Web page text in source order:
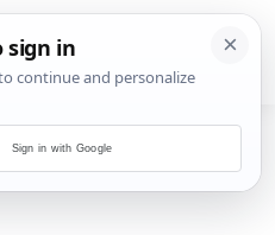
Sign in with Google